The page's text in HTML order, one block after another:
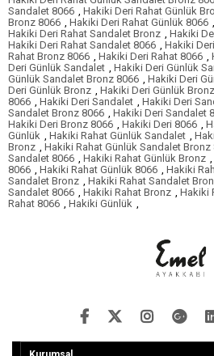
Sandalet 8066 , Hakiki Deri Rahat Günlük
Bronz 8066 , Hakiki Deri Rahat Günlük 8066 ,
Hakiki Deri Rahat Sandalet Bronz , Hakiki
Hakiki Deri Rahat Sandalet 8066 , Hakiki
Rahat Bronz 8066 , Hakiki Deri Rahat 8066 ,
Deri Günlük Sandalet , Hakiki Deri Günlük
Günlük Sandalet Bronz 8066 , Hakiki Deri
Deri Günlük Bronz , Hakiki Deri Günlük
8066 , Hakiki Deri Sandalet , Hakiki Deri
Sandalet Bronz 8066 , Hakiki Deri Sandalet
Hakiki Deri Bronz 8066 , Hakiki Deri 8066 ,
Günlük , Hakiki Rahat Günlük Sandalet ,
Bronz , Hakiki Rahat Günlük Sandalet Bronz
Sandalet 8066 , Hakiki Rahat Günlük Bronz ,
8066 , Hakiki Rahat Günlük 8066 , Hakiki
Sandalet Bronz , Hakiki Rahat Sandalet
Sandalet 8066 , Hakiki Rahat Bronz , Hakiki
Rahat 8066 , Hakiki Günlük ,